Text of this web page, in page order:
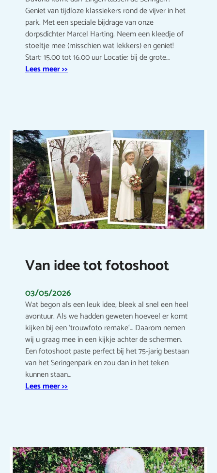
Geniet van tijdloze klassiekers rond de vijver in het
park. Met een speciale bijdrage van onze
dorpsdichter Marcel Harting. Neem een kleedje of
stoeltje mee (misschien wat lekkers) en geniet!
Start: 15.00 tot 16.00 uur Locatie: bij de grote…
Lees meer >>
Van idee tot fotoshoot
03/05/2026
Wat begon als een leuk idee, bleek al snel een heel
avontuur. Als we hadden geweten hoeveel er komt
kijken bij een ‘trouwfoto remake‘… Daarom nemen
wij u graag mee in een kijkje achter de schermen.
Een fotoshoot paste perfect bij het 75-jarig bestaan
van het Seringenpark en zou dan in het teken
kunnen staan…
Lees meer >>